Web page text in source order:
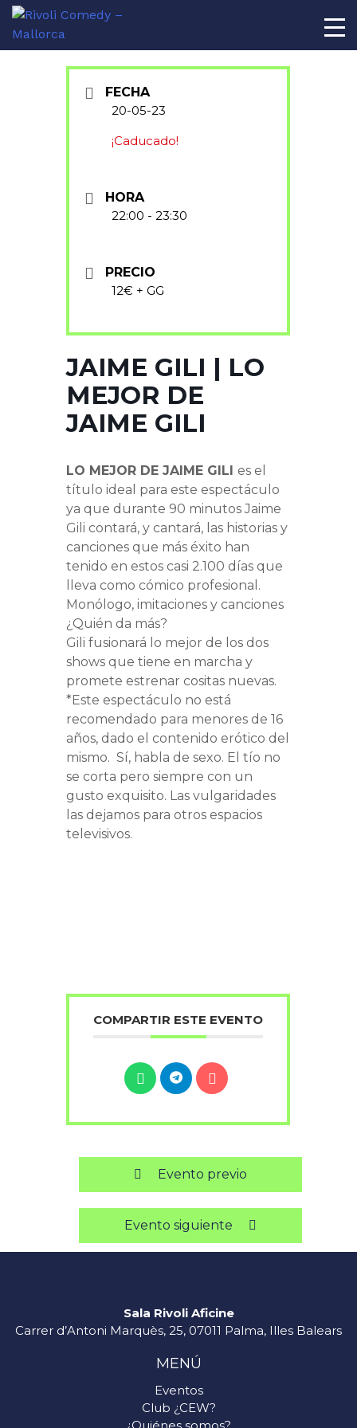
FECHA
20-05-23
¡Caducado!
HORA
22:00 - 23:30
PRECIO
12€ + GG
JAIME GILI | LO
MEJOR DE
JAIME GILI
LO MEJOR DE JAIME GILI es el
título ideal para este espectáculo
ya que durante 90 minutos Jaime
Gili contará, y cantará, las historias y
canciones que más éxito han
tenido en estos casi 2.100 días que
lleva como cómico profesional.
Monólogo, imitaciones y canciones
¿Quién da más?
Gili fusionará lo mejor de los dos
shows que tiene en marcha y
promete estrenar cositas nuevas.
*Este espectáculo no está
recomendado para menores de 16
años, dado el contenido erótico del
mismo. Sí, habla de sexo. El tío no
se corta pero siempre con un
gusto exquisito. Las vulgaridades
las dejamos para otros espacios
televisivos.
COMPARTIR ESTE EVENTO
Evento previo
Evento siguiente
Sala Rivoli Aficine
Carrer d’Antoni Marquès, 25, 07011 Palma, Illes Balears
MENÚ
Eventos
Club ¿CEW?